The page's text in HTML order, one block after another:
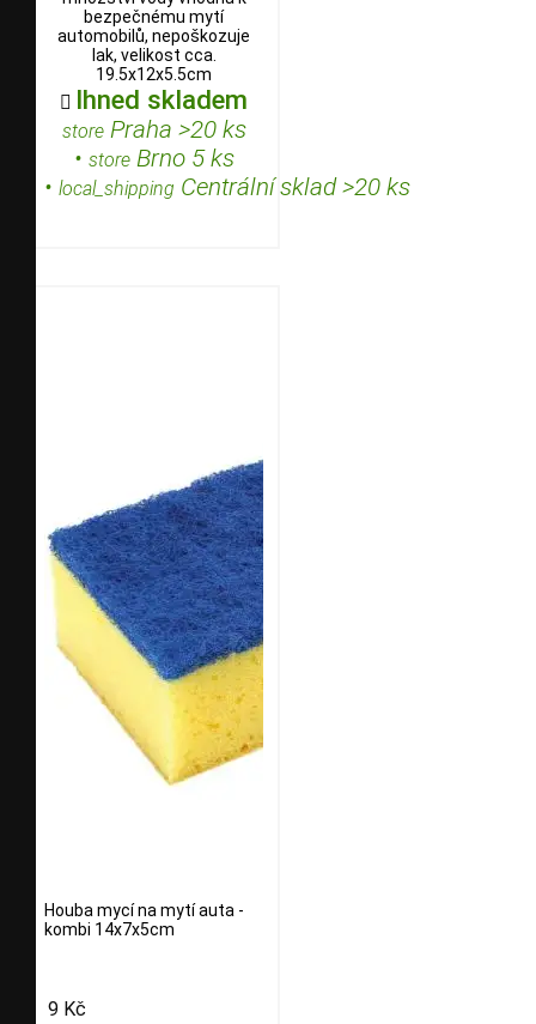
bezpečnému mytí
automobilů, nepoškozuje
lak, velikost cca.
19.5x12x5.5cm
 Ihned skladem
storePraha >20 ks
• storeBrno 5 ks
• local_shipping Centrální sklad >20 ks
Houba mycí na mytí auta -
kombi 14x7x5cm
9 Kč